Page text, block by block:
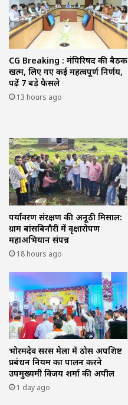
CG Breaking : मंत्रिपरिषद की बैठक
खत्म, लिए गए कई महत्वपूर्ण निर्णय,
पढ़ें 7 बड़े फैसले
13 hours ago
पर्यावरण संरक्षण की अनूठी मिसाल:
ग्राम बांसबिनौरी में वृक्षारोपण
महाअभियान संपन्न
18 hours ago
भोरमदेव सरस मेला में ठोस अपशिष्ट
प्रबंधन नियम का पालन करने
उपमुख्यमंत्री विजय शर्मा की अपील
1 day ago